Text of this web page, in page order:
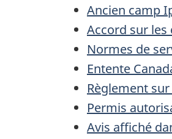
Ancien camp
Accord sur les
Normes de
Entente
Règlement
Permis
Avis affiché